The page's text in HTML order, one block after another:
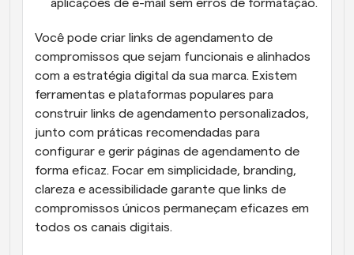
aplicações de e-mail sem erros de formatação.
Você pode criar links de agendamento de
compromissos que sejam funcionais e alinhados
com a estratégia digital da sua marca. Existem
ferramentas e plataformas populares para
construir links de agendamento personalizados,
junto com práticas recomendadas para
configurar e gerir páginas de agendamento de
forma eficaz. Focar em simplicidade, branding,
clareza e acessibilidade garante que links de
compromissos únicos permaneçam eficazes em
todos os canais digitais.